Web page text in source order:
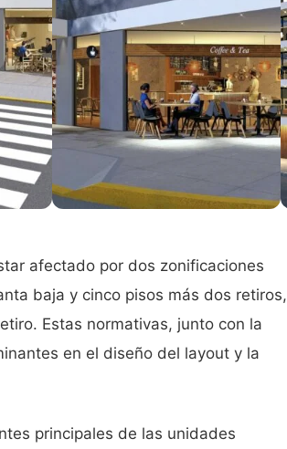
afectado por dos zonificaciones
baja y cinco pisos más dos retiros,
Estas normativas, junto con la
en el diseño del layout y la
principales de las unidades